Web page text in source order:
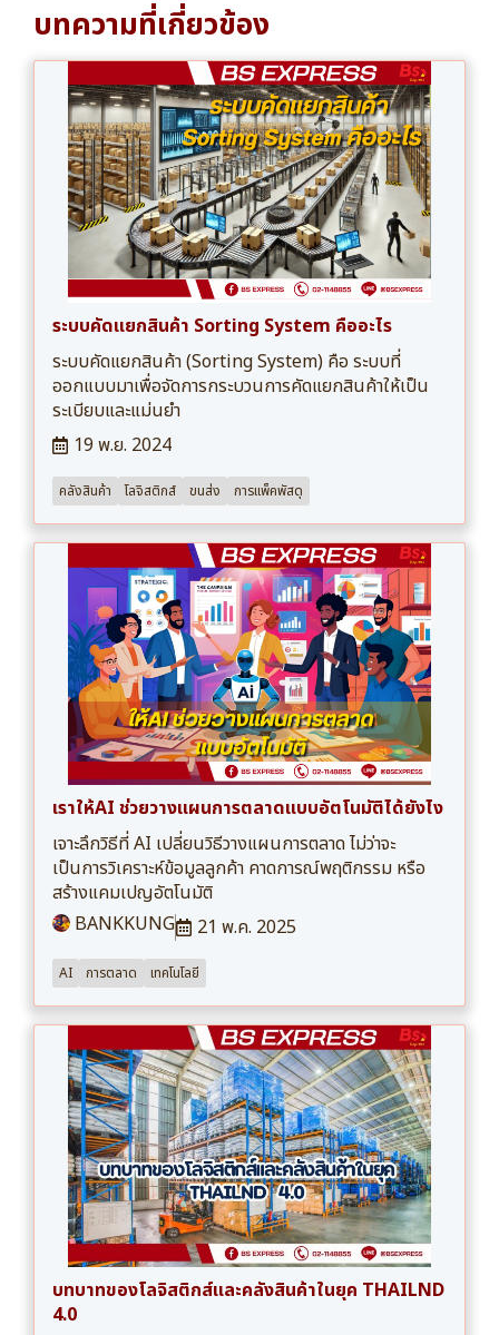
บทความที่เกี่ยวข้อง
ระบบคัดแยกสินค้า Sorting System คืออะไร
ระบบคัดแยกสินค้า (Sorting System) คือ ระบบที่
ออกแบบมาเพื่อจัดการกระบวนการคัดแยกสินค้าให้เป็น
ระเบียบและแม่นยำ
19 พ.ย. 2024
คลังสินค้า โลจิสติกส์ ขนส่ง การแพ็คพัสดุ
เราให้AI ช่วยวางแผนการตลาดแบบอัตโนมัติได้ยังไง
เจาะลึกวิธีที่ AI เปลี่ยนวิธีวางแผนการตลาด ไม่ว่าจะ
เป็นการวิเคราะห์ข้อมูลลูกค้า คาดการณ์พฤติกรรม หรือ
สร้างแคมเปญอัตโนมัติ
BANKKUNG
21 พ.ค. 2025
AI การตลาด เทคโนโลยี
บทบาทของโลจิสติกส์เเละคลังสินค้าในยุค THAILND
4.0